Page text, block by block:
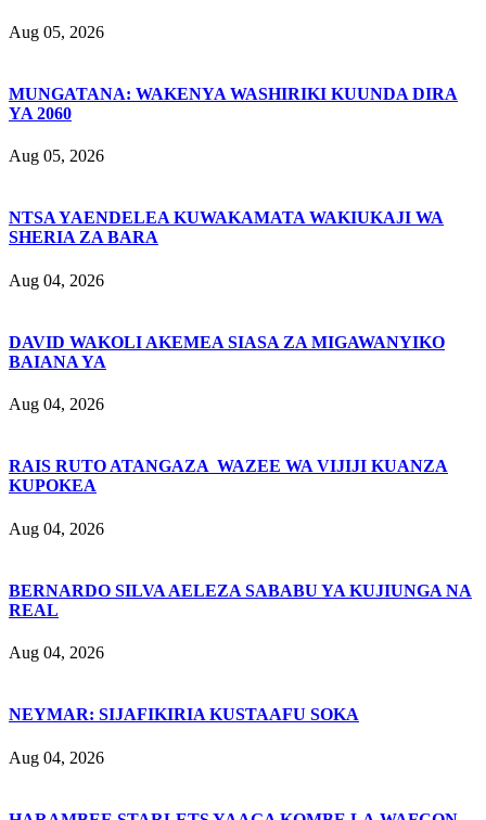
Aug 05, 2026
MUNGATANA: WAKENYA WASHIRIKI KUUNDA DIRA
YA 2060
Aug 05, 2026
NTSA YAENDELEA KUWAKAMATA WAKIUKAJI WA
SHERIA ZA BARA
Aug 04, 2026
DAVID WAKOLI AKEMEA SIASA ZA MIGAWANYIKO
BAIANA YA
Aug 04, 2026
RAIS RUTO ATANGAZA WAZEE WA VIJIJI KUANZA
KUPOKEA
Aug 04, 2026
BERNARDO SILVA AELEZA SABABU YA KUJIUNGA NA
REAL
Aug 04, 2026
NEYMAR: SIJAFIKIRIA KUSTAAFU SOKA
Aug 04, 2026